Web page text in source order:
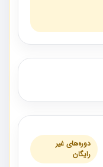
دوره‌های غیر
رایگان